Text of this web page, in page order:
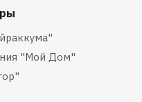
"Мой Дом"